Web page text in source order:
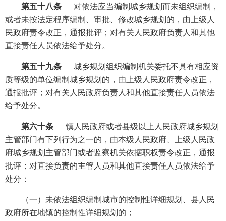
第五十八条
对依法应当编制城乡规划而未组织编制，
或者未按法定程序编制、审批、修改城乡规划的，由上级人
民政府责令改正，通报批评；对有关人民政府负责人和其他
直接责任人员依法给予处分。
第五十九条
城乡规划组织编制机关委托不具有相应资
质等级的单位编制城乡规划的，由上级人民政府责令改正，
通报批评；对有关人民政府负责人和其他直接责任人员依法
给予处分。
第六十条
镇人民政府或者县级以上人民政府城乡规划
主管部门有下列行为之一的，由本级人民政府、上级人民政
府城乡规划主管部门或者监察机关依据职权责令改正，通报
批评；对直接负责的主管人员和其他直接责任人员依法给予
处分：
（一）未依法组织编制城市的控制性详细规划、县人民
政府所在地镇的控制性详细规划的；